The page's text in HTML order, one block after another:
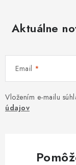
Aktuálne
Email
Vložením e-mailu
údajov